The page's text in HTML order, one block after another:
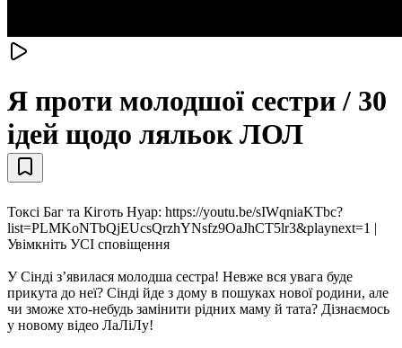
Я проти молодшої сестри / 30
ідей щодо ляльок ЛОЛ
Токсі Баг та Кіготь Нуар: https://youtu.be/sIWqniaKTbc?
list=PLMKoNTbQjEUcsQrzhYNsfz9OaJhCT5lr3&playnext=1 |
Увімкніть УСІ сповіщення
У Сінді з’явилася молодша сестра! Невже вся увага буде
прикута до неї? Сінді йде з дому в пошуках нової родини, але
чи зможе хто-небудь замінити рідних маму й тата? Дізнаємось
у новому відео ЛаЛіЛу!